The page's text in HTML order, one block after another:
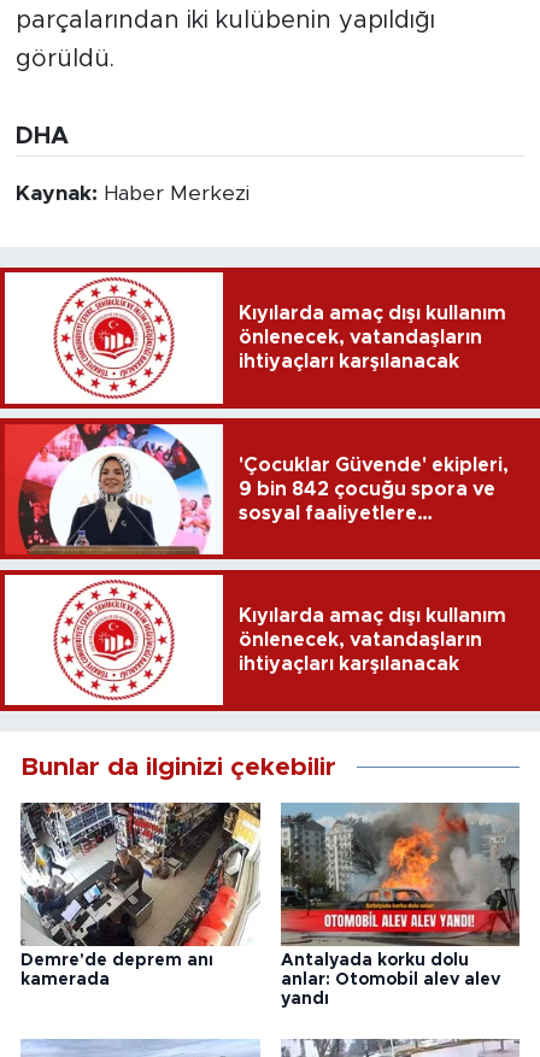
parçalarından iki kulübenin yapıldığı
görüldü.
DHA
Kaynak: Haber Merkezi
Kıyılarda amaç dışı kullanım
önlenecek, vatandaşların
ihtiyaçları karşılanacak
'Çocuklar Güvende' ekipleri,
9 bin 842 çocuğu spora ve
sosyal faaliyetlere
Kıyılarda amaç dışı kullanım
önlenecek, vatandaşların
ihtiyaçları karşılanacak
Bunlar da ilginizi çekebilir
Demre'de deprem anı
kamerada
Antalyada korku dolu
anlar: Otomobil alev alev
yandı